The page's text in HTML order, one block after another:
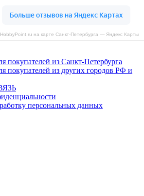
на карте Санкт‑Петербурга — Яндекс Карты
покупателей из Санкт-Петербурга
покупателей из других городов РФ и
персональных данных